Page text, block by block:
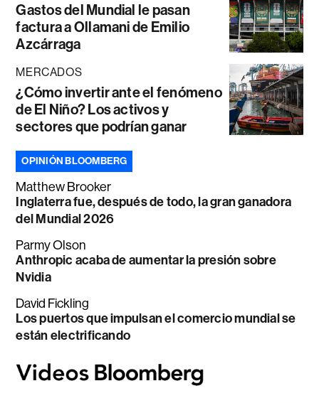
Gastos del Mundial le pasan
factura a Ollamani de Emilio
Azcárraga
MERCADOS
¿Cómo invertir ante el fenómeno
de El Niño? Los activos y
sectores que podrían ganar
OPINIÓN BLOOMBERG
Matthew Brooker
Inglaterra fue, después de todo, la gran ganadora
del Mundial 2026
Parmy Olson
Anthropic acaba de aumentar la presión sobre
Nvidia
David Fickling
Los puertos que impulsan el comercio mundial se
están electrificando